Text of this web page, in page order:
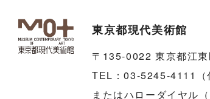
東京都現代美術館
〒135-0022 東京都江
TEL：03-5245-4111（
またはハローダイヤル